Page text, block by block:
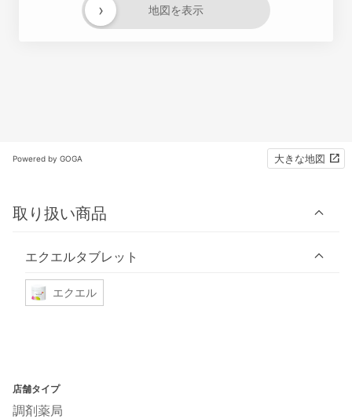
地図を表示
›
Powered by GOGA 大きな地図
取り扱い商品
エクエルタブレット
エクエル
店舗タイプ
調剤薬局